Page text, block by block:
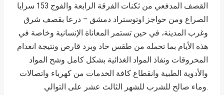
القصف المدفعي من ثكنات الفرقة الرابعة والفوج 153 سرايا
الصراع ومن حواجز اوتوستراد دمشق – درعا بقصف شرق
وغرب المدينة، في حين تستمر المعاناة الإنسانية وخاصة في
هذه الأيام بما تحمله من طقس حاد وبرد قارص ونتيجة انعدام
المحروقات ونفاذ المواد الغذائية بشكل كامل وشح المواد
والأدوية الطبية وانقطاع كافة الخدمات من كهرباء واتصالات
وماء صالح للشرب للشهر الثالث عشر على التوالي.